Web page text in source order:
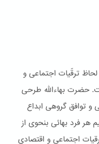
ترقّیات اجتماعی و
حضرت بهاءاللّه طرحی
و توافق گروهی ابداع
هر فرد بهائی بنحوی از
اجتماعی و اقتصادی